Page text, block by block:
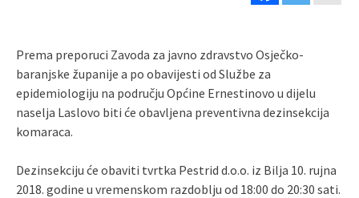
Prema preporuci Zavoda za javno zdravstvo Osječko-
baranjske županije a po obavijesti od Službe za
epidemiologiju na području Općine Ernestinovo u dijelu
naselja Laslovo biti će obavljena preventivna dezinsekcija
komaraca.
Dezinsekciju će obaviti tvrtka Pestrid d.o.o. iz Bilja 10. rujna
2018. godine u vremenskom razdoblju od 18:00 do 20:30 sati.